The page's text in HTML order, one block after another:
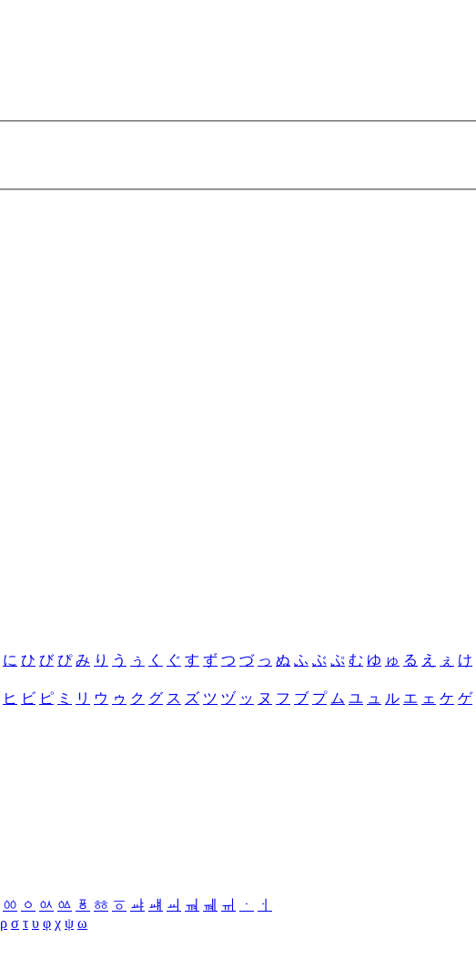
に ひ び ぴ み り う ぅ く ぐ す ず つ づ っ ぬ ふ ぶ ぷ む ゆ ゅ る え ぇ け
ヒ ビ ピ ミ リ ウ ゥ ク グ ス ズ ツ ヅ ッ ヌ フ ブ プ ム ユ ュ ル エ ェ ケ ゲ
ㆀ ㆁ ㆂ ㆃ ㆄ ㆅ ㆆ ㆇ ㆈ ㆉ ㆊ ㆋ ㆌ ㆍ
ㆎ
ρ σ τ υ φ χ ψ ω